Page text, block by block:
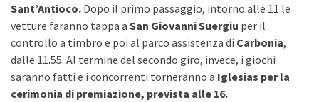
Sant’Antioco. Dopo il primo passaggio, intorno alle 11 le
vetture faranno tappa a San Giovanni Suergiu per il
controllo a timbro e poi al parco assistenza di Carbonia,
dalle 11.55. Al termine del secondo giro, invece, i giochi
saranno fatti e i concorrenti torneranno a Iglesias per la
cerimonia di premiazione, prevista alle 16.